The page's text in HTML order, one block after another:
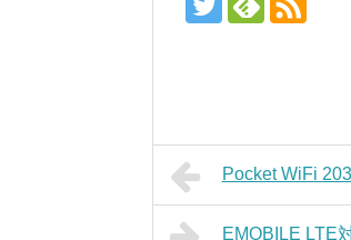
Pocket WiFi
EMOBILE LTE